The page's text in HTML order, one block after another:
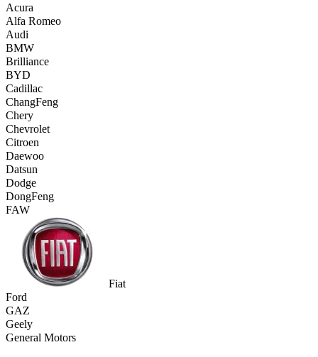
Acura
Alfa Romeo
Audi
BMW
Brilliance
BYD
Cadillac
ChangFeng
Chery
Chevrolet
Citroen
Daewoo
Datsun
Dodge
DongFeng
FAW
Fiat
Ford
GAZ
Geely
General Motors